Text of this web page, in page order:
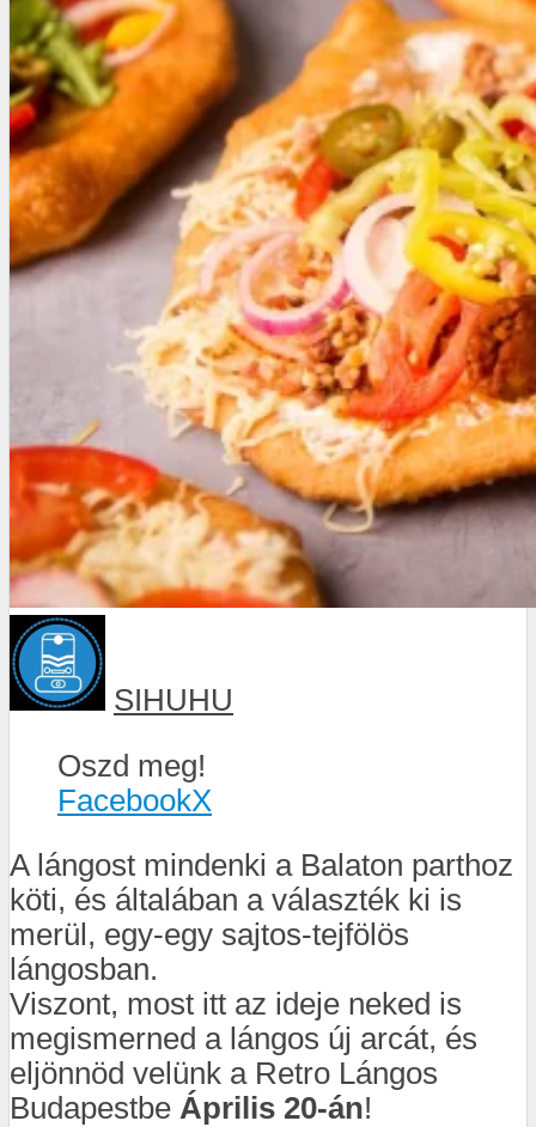
SIHUHU
Oszd meg!
FacebookX
A lángost mindenki a Balaton parthoz
köti, és általában a választék ki is
merül, egy-egy sajtos-tejfölös
lángosban.
Viszont, most itt az ideje neked is
megismerned a lángos új arcát, és
eljönnöd velünk a Retro Lángos
Budapestbe Április 20-án!